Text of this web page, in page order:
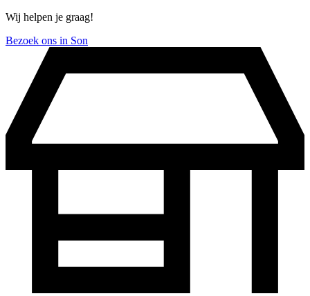
Wij helpen je graag!
Bezoek ons in Son